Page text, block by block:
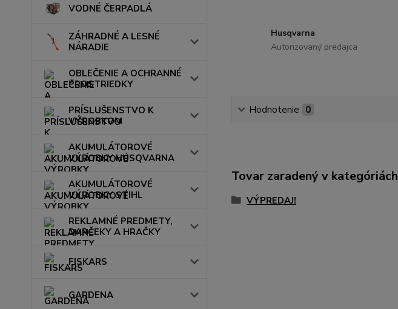
VODNÉ ČERPADLÁ
ZÁHRADNÉ A LESNÉ
NÁRADIE
OBLEČENIE A OCHRANNÉ
PROSTRIEDKY
PRÍSLUŠENSTVO K
VÝROBKOM
AKUMULÁTOROVÉ
VÝROBKY HUSQVARNA
AKUMULÁTOROVÉ
VÝROBKY STIHL
REKLAMNÉ PREDMETY,
DARČEKY A HRAČKY
FISKARS
GARDENA
Husqvarna
Autorizovaný predajca
Hodnotenie 0
Tovar zaradený v kategóriách
VÝPREDAJ!